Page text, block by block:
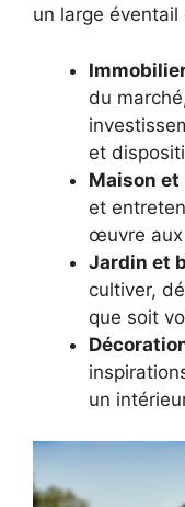
un large
du
et
Maison
et
œuvre aux
Jardin et
cultiver,
que soit
un